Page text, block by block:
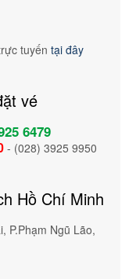
tuyến tại đây
vé
6479
- (028) 3925 9950
Hồ Chí Minh
P.Phạm Ngũ Lão,